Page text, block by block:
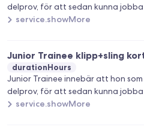
delprov, för att sedan kunna
på alla behandlingar hos henne.
service.showMore
Junior Trainee klipp+sling
durationHours
Junior Trainee innebär att hon
delprov, för att sedan kunna
på alla behandlingar hos henne.
service.showMore